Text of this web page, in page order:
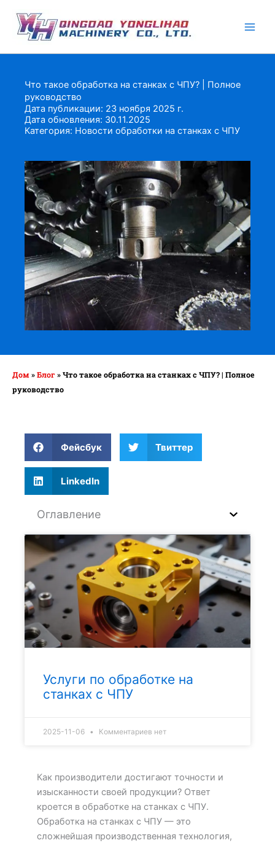
содержимому
Что такое обработка на станках с ЧПУ? | Полное
руководство
Дата публикации: 23 ноября 2025 г.
Дата обновления: 30.11.2025
Категория: Новости обработки на станках с ЧПУ
Дом »Блог »Что такое обработка на станках с ЧПУ? | Полное
руководство
Фейсбук Твиттер
LinkedIn
Оглавление
Услуги по обработке на
станках с ЧПУ
2025-11-06 Комментариев нет
Как производители достигают точности и
изысканности своей продукции? Ответ
кроется в обработке на станках с ЧПУ.
Обработка на станках с ЧПУ — это
сложнейшая производственная технология,